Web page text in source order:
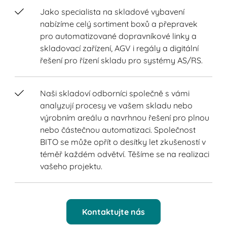
Jako specialista na skladové vybavení
nabízíme celý sortiment boxů a přepravek
pro automatizované dopravníkové linky a
skladovací zařízení, AGV i regály a digitální
řešení pro řízení skladu pro systémy AS/RS.
Naši skladoví odborníci společně s vámi
analyzují procesy ve vašem skladu nebo
výrobním areálu a navrhnou řešení pro plnou
nebo částečnou automatizaci. Společnost
BITO se může opřít o desítky let zkušeností v
téměř každém odvětví. Těšíme se na realizaci
vašeho projektu.
Kontaktujte nás